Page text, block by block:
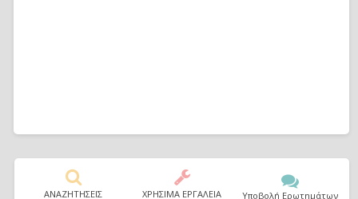
ΑΝΑΖΗΤΗΣΕΙΣ ΧΡΗΣΙΜΑ ΕΡΓΑΛΕΙΑ Υποβολή Ερωτημάτων